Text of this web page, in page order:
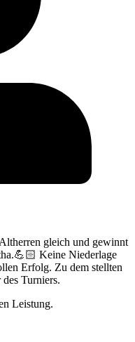
gleich und gewinnt
Keine Niederlage
Erfolg. Zu dem stellten
Turniers.
Leistung.